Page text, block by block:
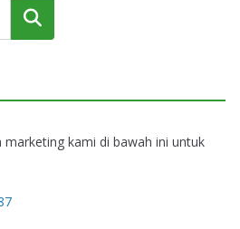
Cari
kami di bawah ini untuk